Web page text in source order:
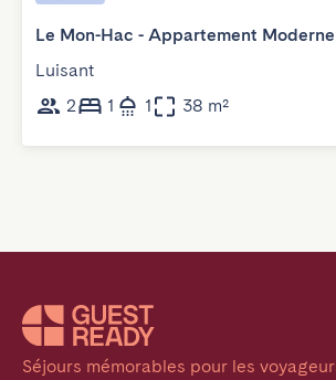
Le Mon-Hac - Appartement
Luisant
2
1 1 38 m²
Séjours mémorables pour les